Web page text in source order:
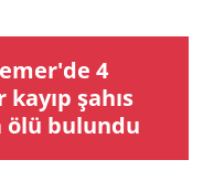
4
şahıs
ölü bulundu